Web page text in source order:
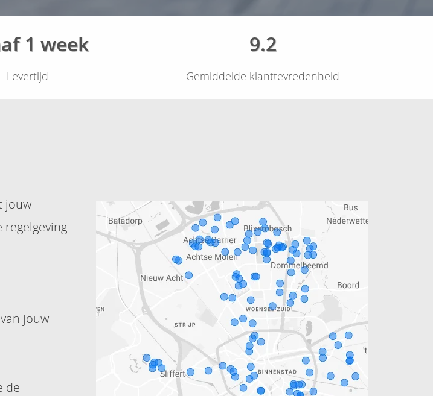
1 week
Levertijd
9.2
Gemiddelde klanttevredenheid
jouw
jouw
de